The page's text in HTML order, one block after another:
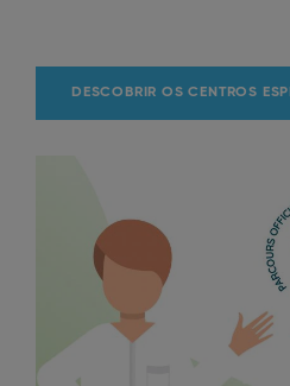
DESCOBRIR OS CENTROS